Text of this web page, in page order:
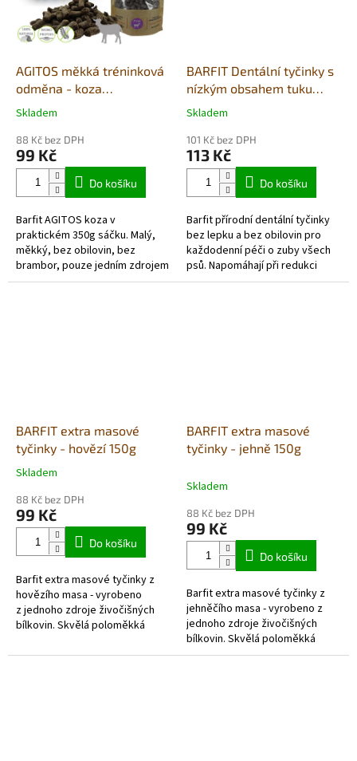
AGITOS měkká tréninková
odměna - koza
monoprotein 350g
Průměrné
produktu
je
hvězdiček.
Skladem
88 Kč bez DPH
99 Kč
Do košíku
Barfit AGITOS koza v
praktickém 350g sáčku. Malý,
měkký, bez obilovin, bez
brambor, pouze jedním zdrojem
živočišných bílkovin a vyrobený
BARFIT Dentální tyčinky s
nízkým obsahem tuku
150g
Průměrné
produktu
je
hvězdiček.
Skladem
101 Kč bez DPH
113 Kč
Do košíku
Barfit přírodní dentální tyčinky
bez lepku a bez obilovin pro
každodenní péči o zuby všech
psů. Napomáhají při redukci
zubního plaku a udržují svěží
BARFIT extra masové
tyčinky - hovězí 150g
Průměrné
produktu
je
hvězdiček.
Skladem
88 Kč bez DPH
99 Kč
Do košíku
Barfit extra masové tyčinky z
hovězího masa - vyrobeno
z jednoho zdroje živočišných
bílkovin. Skvělá poloměkká
jednoduše nalámat a
BARFIT extra masové
tyčinky - jehně 150g
Skladem
88 Kč bez DPH
99 Kč
Do košíku
Barfit extra masové tyčinky z
jehněčího masa - vyrobeno z
jednoho zdroje živočišných
bílkovin. Skvělá poloměkká
pochoutka, která se dá